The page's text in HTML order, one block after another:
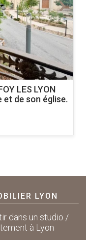
LES LYON
et de son église.
LYON
dans un studio /
à Lyon